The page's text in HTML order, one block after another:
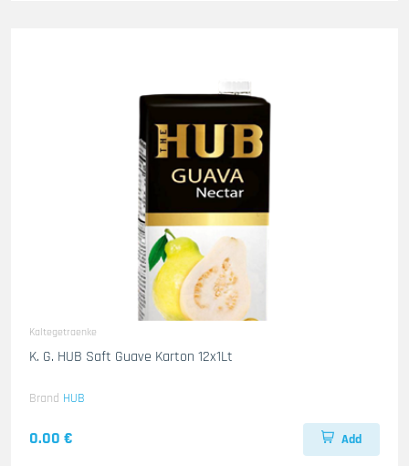
Kaltegetraenke
K. G. HUB Saft Guave Karton 12x1Lt
Brand HUB
0.00 € Add